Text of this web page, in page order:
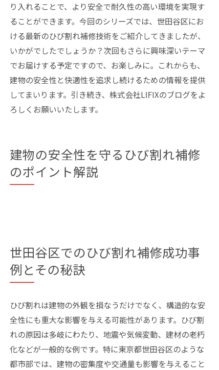
り入れることで、より安全で耐久性の高い環境を実現す
ることができます。今回のシリーズでは、世田谷区にお
ける最新のひび割れ補修技術をご紹介してきましたが、
いかがでしたでしょうか？次回もさらに興味深いテーマ
でお届けする予定ですので、お楽しみに。これからも、
建物の安全性と快適性を追求し続けるための情報を提供
してまいります。引き続き、株式会社LIFIXのブログをよ
ろしくお願いいたします。
建物の安全性を守るひび割れ補修
のポイント解説
世田谷区でのひび割れ補修成功事
例とその秘訣
ひび割れは建物の外観を損なうだけでなく、構造的な安
全性にも重大な影響を与える可能性があります。ひび割
れの原因は多岐にわたり、地震や気候変動、建材の老朽
化などが一般的な例です。特に東京都世田谷区のような
都市部では、建物の密集度や交通量も影響を与えること